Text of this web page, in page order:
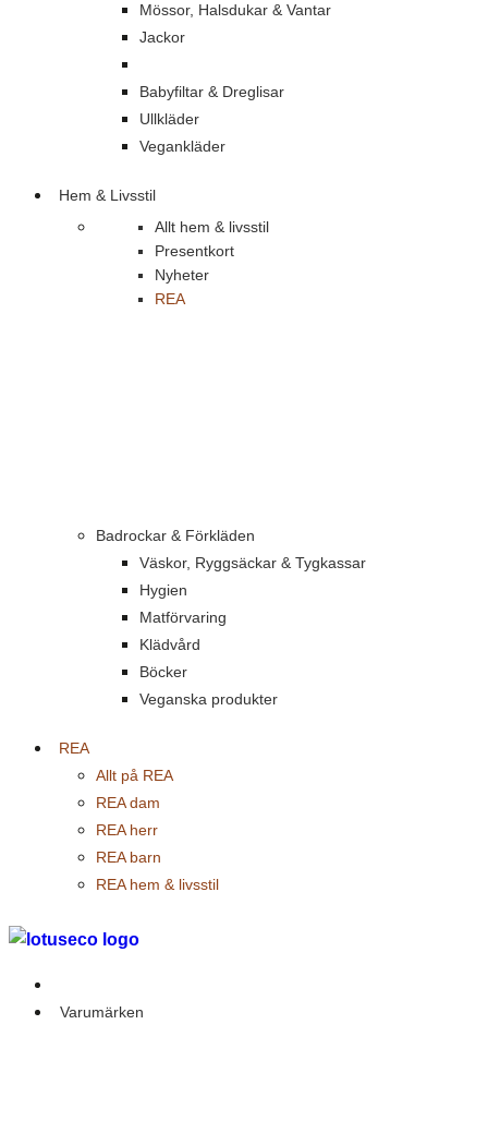
Mössor, Halsdukar & Vantar
Jackor
Babyfiltar & Dreglisar
Ullkläder
Vegankläder
Hem & Livsstil
Allt hem & livsstil
Presentkort
Nyheter
REA
Badrockar & Förkläden
Väskor, Ryggsäckar & Tygkassar
Hygien
Matförvaring
Klädvård
Böcker
Veganska produkter
REA
Allt på REA
REA dam
REA herr
REA barn
REA hem & livsstil
Varumärken